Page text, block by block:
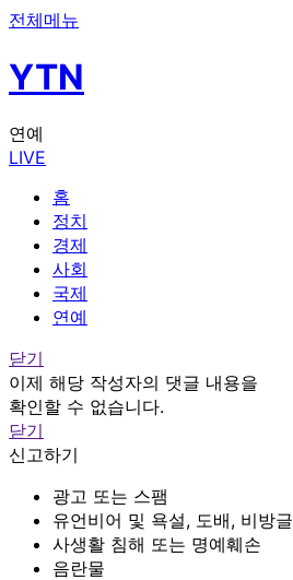
전체메뉴
YTN
연예
LIVE
홈
정치
경제
사회
국제
연예
닫기
이제 해당 작성자의 댓글 내용을
확인할 수 없습니다.
닫기
신고하기
광고 또는 스팸
유언비어 및 욕설, 도배, 비방글
사생활 침해 또는 명예훼손
음란물